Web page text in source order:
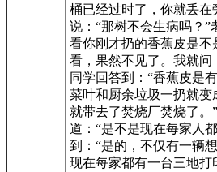
桶已经过时了，你就丢在
说：“那树不会生病吗？”
看你刚才扔的香蕉皮是不
看，果然不见了。我就问
同学回答到：“香蕉皮是
菜叶和厨余垃圾一扔就变
就带去了焚烧厂焚烧了。
道：“是不是现在每家人
到：“是的，不仅有一辆
现在每家都有一台三地